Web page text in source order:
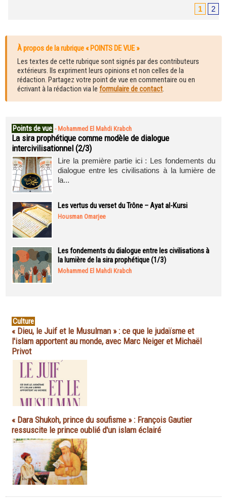
1 2
À propos de la rubrique « POINTS DE VUE »
Les textes de cette rubrique sont signés par des contributeurs
extérieurs. Ils expriment leurs opinions et non celles de la
rédaction. Partagez votre point de vue en commentaire ou en
écrivant à la rédaction via le formulaire de contact.
Points de vue - Mohammed El Mahdi Krabch
La sira prophétique comme modèle de dialogue
intercivilisationnel (2/3)
Lire la première partie ici : Les fondements du
dialogue entre les civilisations à la lumière de
la...
Les vertus du verset du Trône – Ayat al-Kursi
Housman Omarjee
Les fondements du dialogue entre les civilisations à
la lumière de la sira prophétique (1/3)
Mohammed El Mahdi Krabch
Culture
« Dieu, le Juif et le Musulman » : ce que le judaïsme et
l'islam apportent au monde, avec Marc Neiger et Michaël
Privot
« Dara Shukoh, prince du soufisme » : François Gautier
ressuscite le prince oublié d'un islam éclairé